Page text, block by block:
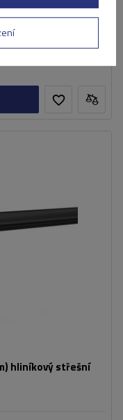
hliníkový střešní